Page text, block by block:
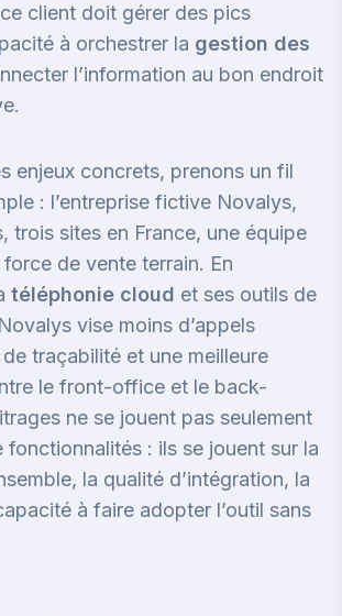
client doit gérer des pics
à orchestrer la gestion des
l’information au bon endroit
enjeux concrets, prenons un fil
: l’entreprise fictive Novalys,
trois sites en France, une équipe
de vente terrain. En
téléphonie cloud et ses outils de
vise moins d’appels
traçabilité et une meilleure
le front-office et le back-
ne se jouent pas seulement
fonctionnalités : ils se jouent sur la
la qualité d’intégration, la
à faire adopter l’outil sans